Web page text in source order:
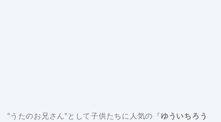
”うたのお兄さん”として子供たちに人気の『ゆういちろう